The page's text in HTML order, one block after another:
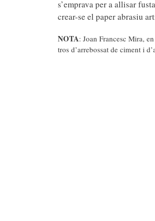
s’emprava per a allisar
crear-se el paper abrasiu
NOTA: Joan Francesc Mira,
tros d’arrebossat de ciment i